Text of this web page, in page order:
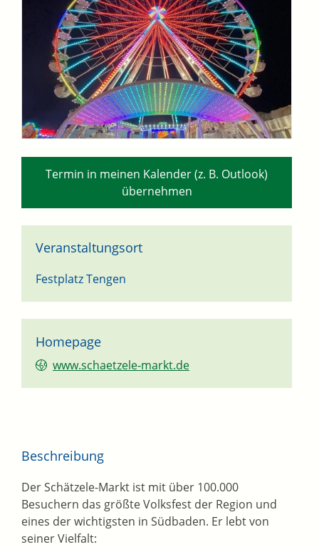
Homepage
www.schaetzele-markt.de
Beschreibung
Der Schätzele-Markt ist mit über 100.000
Besuchern das größte Volksfest der Region und
eines der wichtigsten in Südbaden. Er lebt von
seiner Vielfalt:
Termin in meinen Kalender (z. B. Outlook)
übernehmen
Veranstaltungsort
Festplatz Tengen